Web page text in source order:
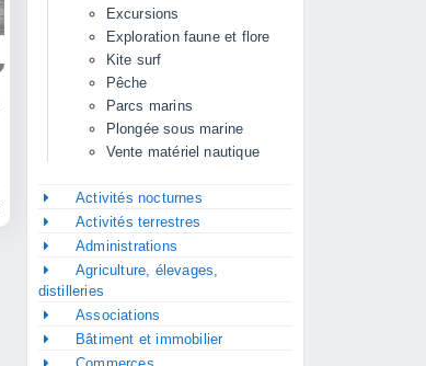
Excursions
Exploration faune et flore
Kite surf
Pêche
Parcs marins
Plongée sous marine
Vente matériel nautique
Activités nocturnes
Activités terrestres
Administrations
Agriculture, élevages,
distilleries
Associations
Bâtiment et immobilier